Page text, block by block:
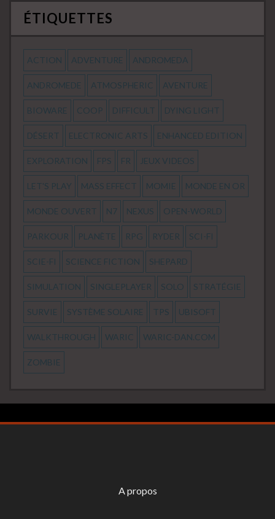
ÉTIQUETTES
ACTION ADVENTURE ANDROMEDA
ANDROMEDE ATMOSPHERIC AVENTURE
BIOWARE COOP DIFFICULT DYING LIGHT
DÉSERT ELECTRONIC ARTS ENHANCED EDITION
EXPLORATION FPS FR JEUX VIDEOS
LET'S PLAY MASS EFFECT MOMIE MONDE EN OR
MONDE OUVERT N7 NEXUS OPEN-WORLD
PARKOUR PLANÈTE RPG RYDER SCI-FI
SCIE-FI SCIENCE FICTION SHEPARD
SIMULATION SINGLEPLAYER SOLO STRATÉGIE
SURVIE SYSTÈME SOLAIRE TPS UBISOFT
WALKTHROUGH WARIC WARIC-DAN.COM
ZOMBIE
A propos